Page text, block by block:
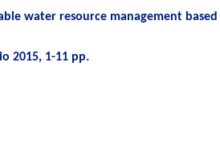
water resource management
2015, 1-11 pp.